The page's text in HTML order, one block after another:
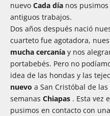
nuevo Cada día nos
antiguos trabajos.
Dos años después nació
cuarteto fue agotadora,
mucha cercanía y nos
portabebés. Pero no
idea de las hondas y las
nuevo a San Cristóbal de
semanas Chiapas . Esta vez
pusimos en contacto con